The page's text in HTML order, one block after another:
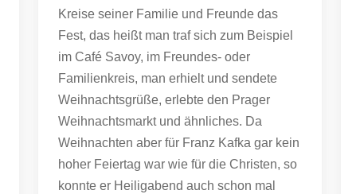
Kreise seiner Familie und Freunde das
Fest, das heißt man traf sich zum Beispiel
im Café Savoy, im Freundes- oder
Familienkreis, man erhielt und sendete
Weihnachtsgrüße, erlebte den Prager
Weihnachtsmarkt und ähnliches. Da
Weihnachten aber für Franz Kafka gar kein
hoher Feiertag war wie für die Christen, so
konnte er Heiligabend auch schon mal